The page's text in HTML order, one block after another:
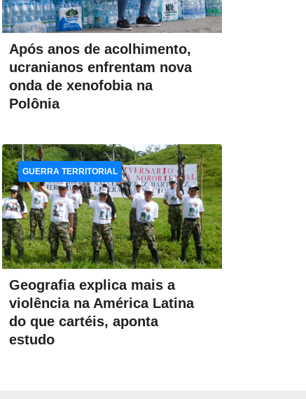
Após anos de acolhimento,
ucranianos enfrentam nova
onda de xenofobia na
Polônia
Geografia explica mais a
violência na América Latina
do que cartéis, aponta
estudo
GUERRA TERRITORIAL